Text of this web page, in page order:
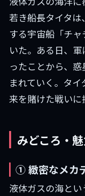
若き船長タイタ
する宇宙船「チ
いた。ある日、
ったことから、
まれていく。タ
来を賭けた戦いに
みどころ・
① 緻密なメカ
液体ガスの海と